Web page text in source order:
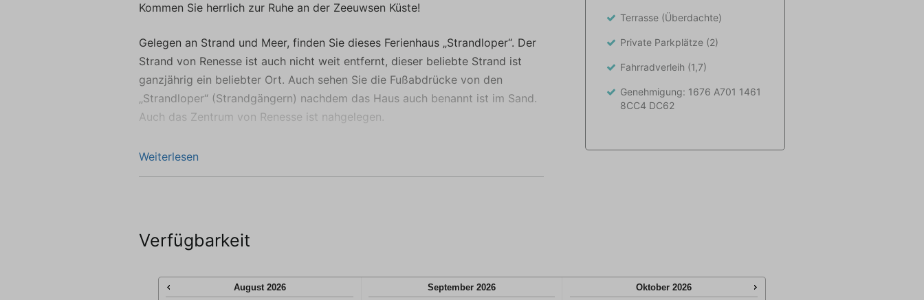
Kommen Sie herrlich zur Ruhe an der Zeeuwsen Küste!
Gelegen an Strand und Meer, finden Sie dieses Ferienhaus „Strandloper“. Der
Strand von Renesse ist auch nicht weit entfernt, dieser beliebte Strand ist
ganzjährig ein beliebter Ort. Auch sehen Sie die Fußabdrücke von den
„Strandloper“ (Strandgängern) nachdem das Haus auch benannt ist im Sand.
Auch das Zentrum von Renesse ist nahgelegen.
Dieses moderne, helle Strandhaus ist komplett ausgerüstet mit
Schlafzimmer mit Badezimmer en Suite. Im Obergeschoss stehen Ihnen noch
Weiterlesen
Terrasse (Überdachte)
Private Parkplätze (2)
Fahrradverleih (1,7)
Genehmigung: 1676 A701 1461
8CC4 DC62
Verfügbarkeit
August 2026 September 2026 Oktober 2026